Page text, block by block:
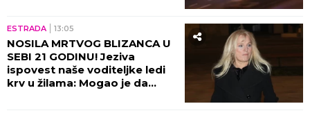
KO JE BIO SLOBODAN BOBA
SPASOJEVIĆ? Legendarni
autor narodne muzike potiče
iz SLAVNE PORODICE, Milanče
Radosavljević OVAKO O